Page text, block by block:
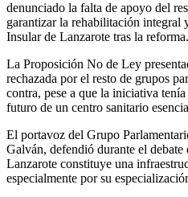
denunciado la falta de apoyo del
garantizar la rehabilitación integral
Insular de Lanzarote tras la reforma.
La Proposición No de Ley
rechazada por el resto de grupos
contra, pese a que la iniciativa
futuro de un centro sanitario
El portavoz del Grupo
Galván, defendió durante el
Lanzarote constituye una
especialmente por su